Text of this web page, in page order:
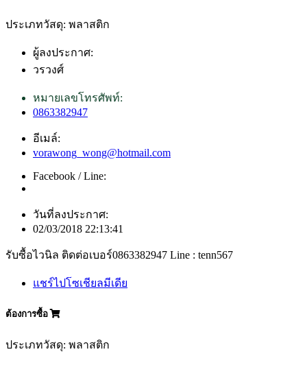
ประเภทวัสดุ: พลาสติก
ผู้ลงประกาศ:
วรวงศ์
หมายเลขโทรศัพท์:
0863382947
อีเมล์:
vorawong_wong@hotmail.com
Facebook / Line:
วันที่ลงประกาศ:
02/03/2018 22:13:41
รับซื้อไวนิล ติดต่อเบอร์0863382947 Line : tenn567
แชร์ไปโซเชียลมีเดีย
ต้องการซื้อ
ประเภทวัสดุ: พลาสติก